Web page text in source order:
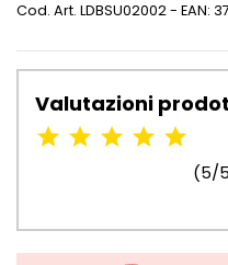
Cod. Art. LDBSU02002- EAN:
Valutazioni
(5/